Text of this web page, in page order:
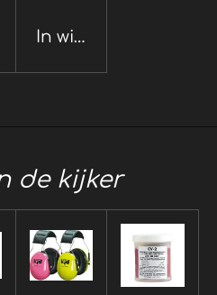
In winkelwagen
de kijker